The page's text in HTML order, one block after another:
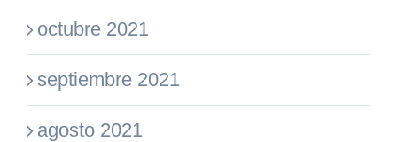
octubre 2021
septiembre 2021
agosto 2021